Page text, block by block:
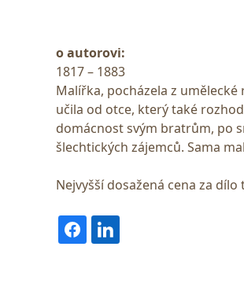
o autorovi:
1817 – 1883
Malířka, pocházela z
učila od otce, který také
domácnost svým bratrům, po
šlechtických zájemců. Sama
Nejvyšší dosažená cena za